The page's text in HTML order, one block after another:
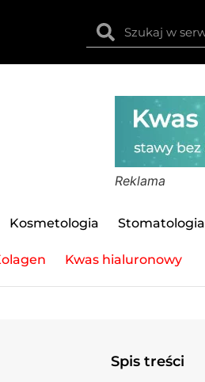
Reklama
Kosmetologia Stomatologia
Kwas hialuronowy
Spis treści